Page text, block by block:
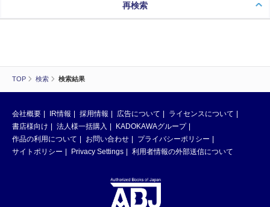
TOP 検索 検索結果
再検索
会社概要 IR情報 採用情報 広告について
ライセンスについて
書店様向け
法人様一括購入
KADOKAWAグループ
作品の利用について
お問い合わせ
プライバシーポリシー
サイトポリシー
Privacy Settings 利用者情報の外部送信について